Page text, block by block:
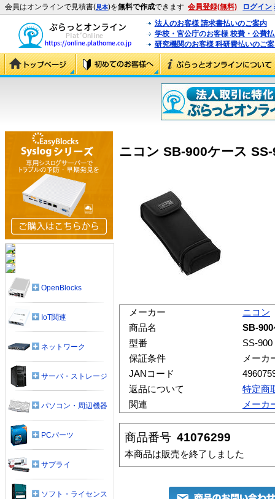
会員はオンラインで見積書(見本)を無料で作成できます 会員登録(無料) ログイン
法人のお客様 請求書払いのご案内
学校・官公庁のお客様 校費・公費
研究機関のお客様 科研費払いのご
ニコン SB-900ケース
メーカー
ニコン
商品名
SB-
型番
SS-900
保証条件
メーカ
JANコード
返品について
特定商
関連
メーカ
商品番号 41076299
本商品は販売を終了しました
OpenBlocks
IoT関連
ネットワーク
サーバ・ストレージ
パソコン・周辺機器
PCパーツ
サプライ
ソフト・ライセンス